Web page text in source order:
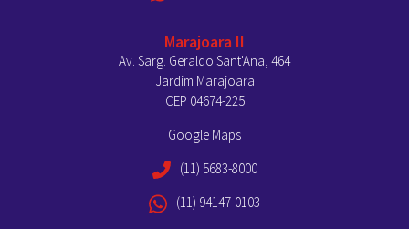
Marajoara II
Av. Sarg. Geraldo Sant'Ana, 464
Jardim Marajoara
CEP 04674-225
Google Maps
(11) 5683-8000
(11) 94147-0103